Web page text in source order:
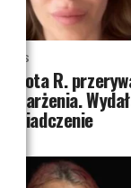
NEWS
Dorota R.
oskarżenia.
oświadczenie